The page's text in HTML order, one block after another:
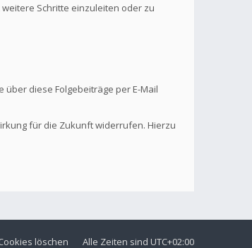
Schritte einzuleiten oder zu
diese Folgebeiträge per E-Mail
für die Zukunft widerrufen. Hierzu
Alle Zeiten sind UTC+02:00
löschen